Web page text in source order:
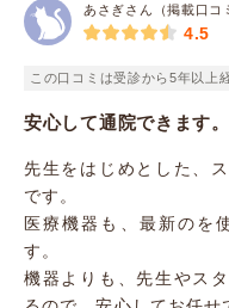
あさぎさん（掲載口コ
4.5
この口コミは受診から5年以上
安心して通院できます。
先生をはじめとした、
です。
医療機器も、最新のを
す。
機器よりも、先生やス